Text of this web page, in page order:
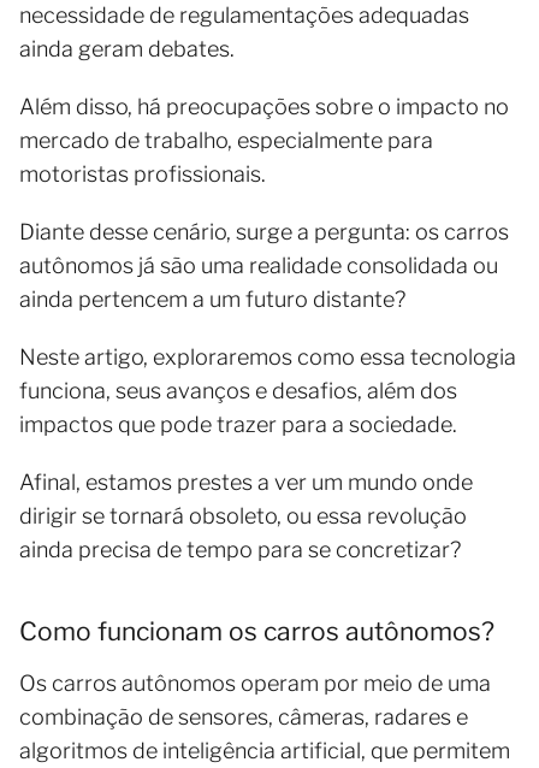
necessidade de regulamentações adequadas
ainda geram debates.
Além disso, há preocupações sobre o impacto no
mercado de trabalho, especialmente para
motoristas profissionais.
Diante desse cenário, surge a pergunta: os carros
autônomos já são uma realidade consolidada ou
ainda pertencem a um futuro distante?
Neste artigo, exploraremos como essa tecnologia
funciona, seus avanços e desafios, além dos
impactos que pode trazer para a sociedade.
Afinal, estamos prestes a ver um mundo onde
dirigir se tornará obsoleto, ou essa revolução
ainda precisa de tempo para se concretizar?
Como funcionam os carros autônomos?
Os carros autônomos operam por meio de uma
combinação de sensores, câmeras, radares e
algoritmos de inteligência artificial, que permitem